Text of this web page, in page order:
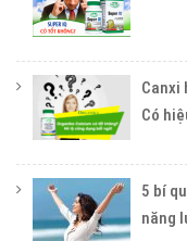
Canxi
Có
5 bí
năng